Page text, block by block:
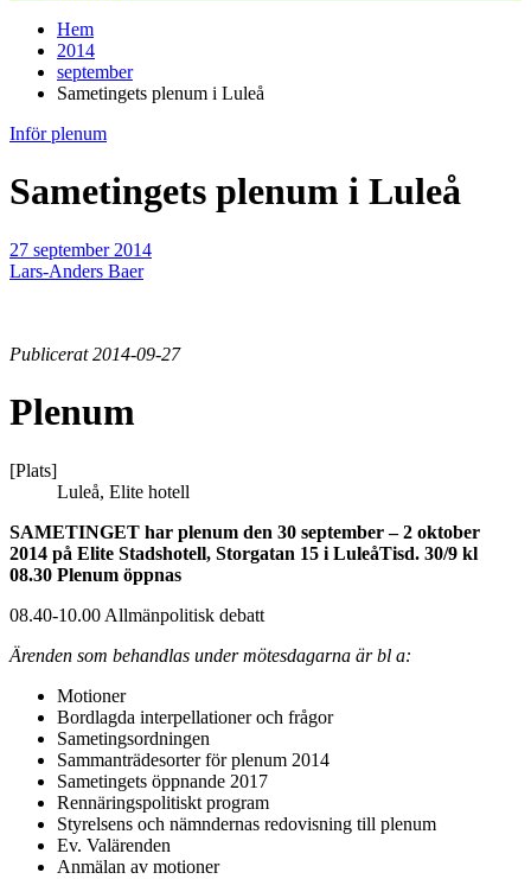
Hem
2014
september
Sametingets plenum i Luleå
Inför plenum
Sametingets plenum i Luleå
27 september 2014
Lars-Anders Baer
Publicerat 2014-09-27
Plenum
[Plats]
Luleå, Elite hotell
SAMETINGET har plenum den 30 september – 2 oktober
2014 på Elite Stadshotell, Storgatan 15 i LuleåTisd. 30/9 kl
08.30 Plenum öppnas
08.40-10.00 Allmänpolitisk debatt
Ärenden som behandlas under mötesdagarna är bl a:
Motioner
Bordlagda interpellationer och frågor
Sametingsordningen
Sammanträdesorter för plenum 2014
Sametingets öppnande 2017
Rennäringspolitiskt program
Styrelsens och nämndernas redovisning till plenum
Ev. Valärenden
Anmälan av motioner